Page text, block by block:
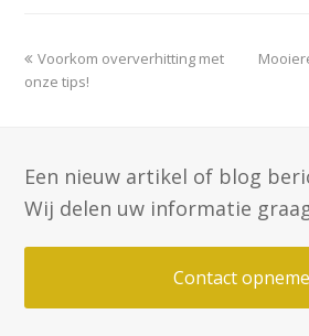
previous
post:
Voorkom oververhitting met
onze tips!
next
Een nieuw artikel of blog
Wij delen uw informatie
Contact